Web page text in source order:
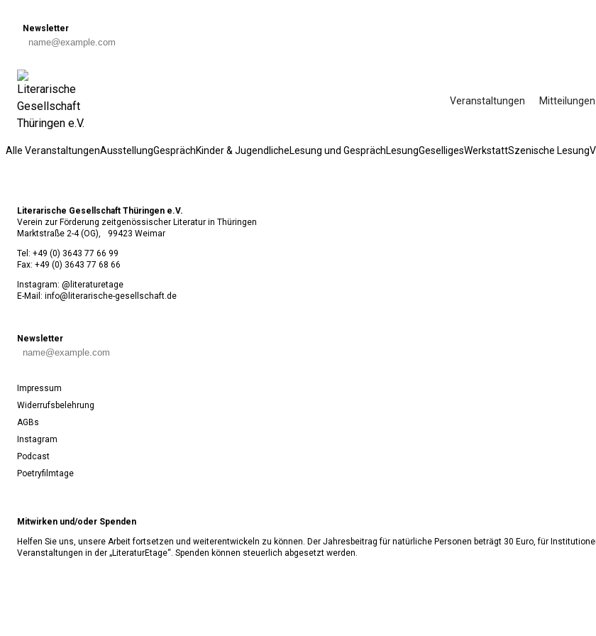
Newsletter
Veranstaltungen Mitteilungen
Alle VeranstaltungenAusstellungGesprächKinder & JugendlicheLesung und GesprächLesungGeselligesWerkstattSzenische Lesung
Literarische Gesellschaft Thüringen e.V.
Verein zur Förderung zeitgenössischer Literatur in Thüringen
Marktstraße 2-4 (OG), 99423 Weimar
Tel: +49 (0) 3643 77 66 99
Fax: +49 (0) 3643 77 68 66
Instagram: @literaturetage
E-Mail: info@literarische-gesellschaft.de
Newsletter
Impressum
Widerrufsbelehrung
AGBs
Instagram
Podcast
Poetryfilmtage
Mitwirken und/oder Spenden
Helfen Sie uns, unsere Arbeit fortsetzen und weiterentwickeln zu können. Der Jahresbeitrag für natürliche Personen beträgt 30 Euro, für
Veranstaltungen in der „LiteraturEtage“. Spenden können steuerlich abgesetzt werden.